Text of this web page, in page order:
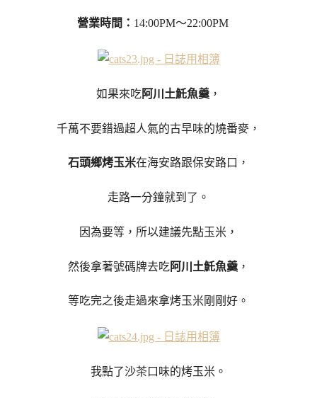
營業時間： 14:00PM～22:00PM
如果來吃阿川土魠魚羹 ，
千萬不要錯過超人氣的古早味的燒番麥，
石頭鄉烤玉米在海安路跟保安路口，
走路一分鐘就到了。
因為要等，所以建議先點玉米，
然後拿著號碼牌去吃阿川土魠魚羹 ，
等吃完之後走過來拿烤玉米剛剛好。
我點了沙茶口味的烤玉米。